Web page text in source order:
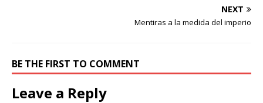
NEXT
Mentiras a la medida del imperio
BE THE FIRST TO COMMENT
Leave a Reply